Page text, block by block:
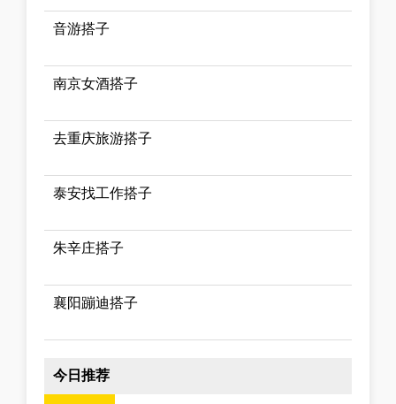
音游搭子
南京女酒搭子
去重庆旅游搭子
泰安找工作搭子
朱辛庄搭子
襄阳蹦迪搭子
今日推荐